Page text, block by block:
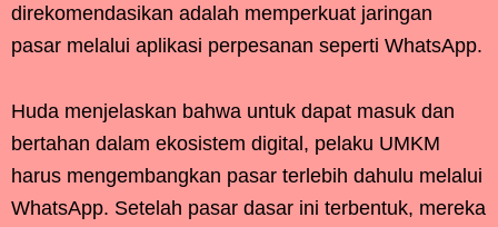
direkomendasikan adalah memperkuat jaringan
pasar melalui aplikasi perpesanan seperti WhatsApp.
Huda menjelaskan bahwa untuk dapat masuk dan
bertahan dalam ekosistem digital, pelaku UMKM
harus mengembangkan pasar terlebih dahulu melalui
WhatsApp. Setelah pasar dasar ini terbentuk, mereka